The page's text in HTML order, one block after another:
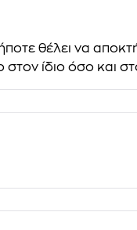
θέλει να
ίδιο όσο και